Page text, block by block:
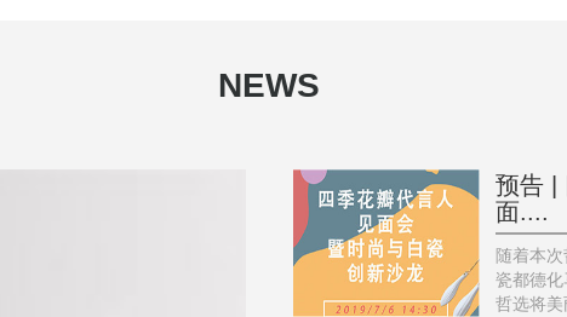
NEWS
预告 |
面....
随着本
瓷都德
哲选将